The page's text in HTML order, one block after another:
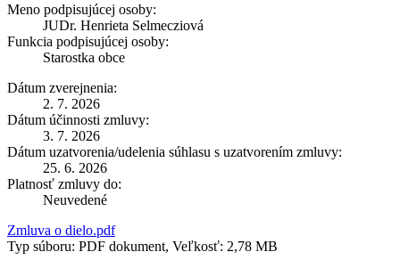
Meno podpisujúcej osoby:
JUDr. Henrieta Selmecziová
Funkcia podpisujúcej osoby:
Starostka obce
Dátum zverejnenia:
2. 7. 2026
Dátum účinnosti zmluvy:
3. 7. 2026
Dátum uzatvorenia/udelenia súhlasu s uzatvorením zmluvy:
25. 6. 2026
Platnosť zmluvy do:
Neuvedené
Zmluva o dielo.pdf
Typ súboru: PDF dokument, Veľkosť: 2,78 MB